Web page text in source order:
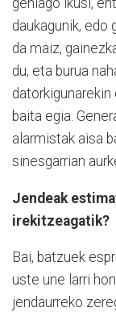
gehiago ikusi,
daukagunik, edo
da maiz,
du, eta burua
baita egia.
alarmistak aisa
sinesgarrian
Jendeak
irekitzeagatik?
Bai, batzuek
uste une larri
jendaurreko